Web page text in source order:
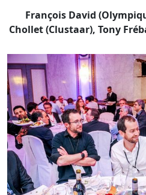
François David
Chollet (Clustaar), Tony